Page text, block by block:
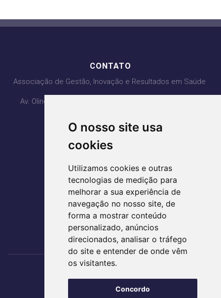
O nosso site usa
cookies
Utilizamos cookies e outras
tecnologias de medição para
melhorar a sua experiência de
navegação no nosso site, de
forma a mostrar conteúdo
personalizado, anúncios
direcionados, analisar o tráfego
do site e entender de onde vêm
os visitantes.
Concordo
CONTATO
Associação de Gestão, Inovação e Resultados em Saúde
Av. Olinda com Av. PL3, Qd. H4 Lt 1, 2, 3 - Ed. Lozandes
Parque Lozandes - Goiânia/GO
agir@agirsaude.org.br
ACESSE AS REDES SOCIAIS
Nos acompanhe